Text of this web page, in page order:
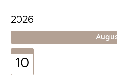
2026
10